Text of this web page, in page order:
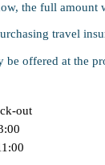
the full amount
travel
be offered at the
out